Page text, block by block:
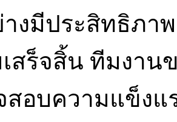
างมีประสิทธิภา
สร็จสิ้น ทีมงาน
สอบความแข็งแ